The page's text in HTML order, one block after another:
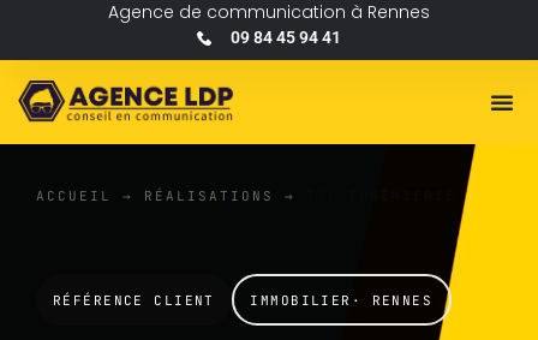
Agence de communication à Rennes
09 84 45 94 41
ACCUEIL → RÉALISATIONS →
RÉFÉRENCE CLIENT IMMOBILIER· RENNES